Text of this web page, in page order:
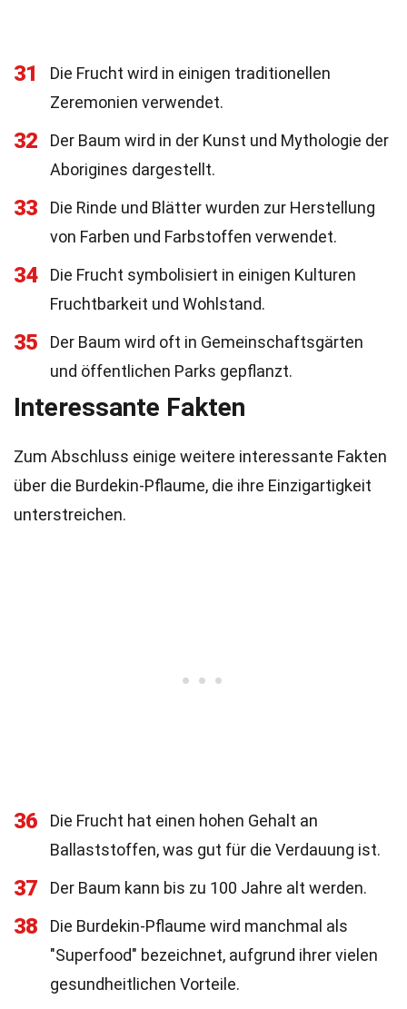
31
Die Frucht wird in einigen traditionellen
Zeremonien verwendet.
32
Der Baum wird in der Kunst und Mythologie der
Aborigines dargestellt.
33
Die Rinde und Blätter wurden zur Herstellung
von Farben und Farbstoffen verwendet.
34
Die Frucht symbolisiert in einigen Kulturen
Fruchtbarkeit und Wohlstand.
35
Der Baum wird oft in Gemeinschaftsgärten
und öffentlichen Parks gepflanzt.
Interessante Fakten
Zum Abschluss einige weitere interessante Fakten
über die Burdekin-Pflaume, die ihre Einzigartigkeit
unterstreichen.
36
Die Frucht hat einen hohen Gehalt an
Ballaststoffen, was gut für die Verdauung ist.
37 Der Baum kann bis zu 100 Jahre alt werden.
38
Die Burdekin-Pflaume wird manchmal als
"Superfood" bezeichnet, aufgrund ihrer vielen
gesundheitlichen Vorteile.